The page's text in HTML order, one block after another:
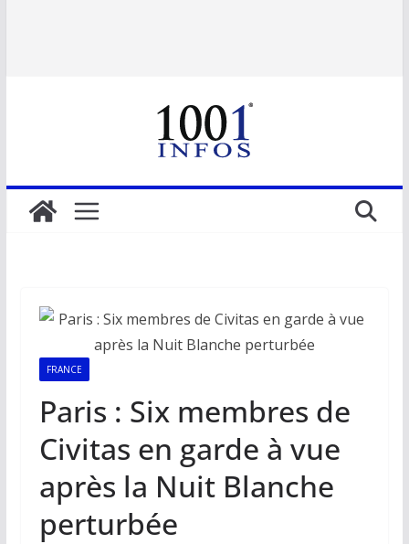
FRANCE
Paris : Six membres de
Civitas en garde à vue
après la Nuit Blanche
perturbée